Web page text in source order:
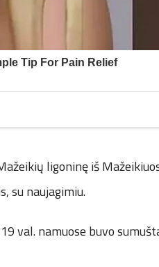
ligoninę iš
su naujagimiu.
val. namuose buvo